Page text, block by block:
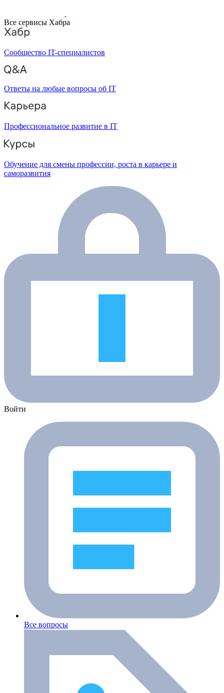
Все сервисы Хабра
Сообщество IT-специалистов
Ответы на любые вопросы об IT
Профессиональное развитие в IT
Обучение для смены профессии, роста в карьере и
саморазвития
Войти
Все вопросы